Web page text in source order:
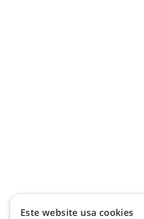
Este website usa cookies